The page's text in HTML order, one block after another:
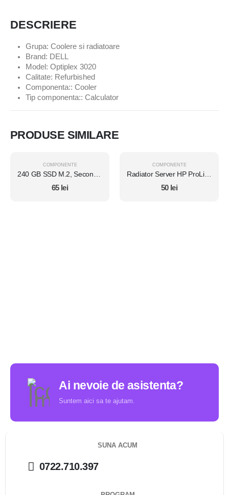
DESCRIERE
Grupa: Coolere si radiatoare
Brand: DELL
Model: Optiplex 3020
Calitate: Refurbished
Componenta:: Cooler
Tip componenta:: Calculator
PRODUSE SIMILARE
COMPONENTE
65 lei
COMPONENTE
Radiator Server HP ProLiant DL380e G8
50 lei
Ai nevoie de asistenta?
Suntem aici sa te ajutam.
SUNA ACUM
0722.710.397